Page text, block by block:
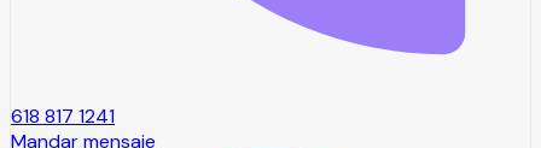
618 817 1241
Mandar mensaje